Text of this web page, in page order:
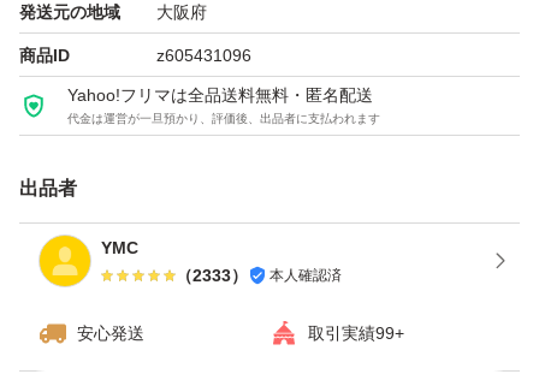
ノ酸スコア100。
・飲み方：水または牛乳250mlに付属スプーン4杯（約28
g）を溶かすだけ。
・賞味期限（写真をご確認ください）
ほか（乳成分・大豆を含む）。
【状態】
・新品／未開封
発送元の地域 大阪府
商品ID z605431096
Yahoo!フリマは全品送料無料・匿名配送
代金は運営が一旦預かり、評価後、出品者に支払われます
出品者
YMC
（2333） 本人確認済
安心発送 取引実績99+